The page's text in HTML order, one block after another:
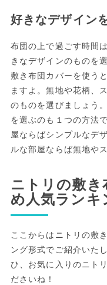
好きなデザイン
布団の上で過ごす時間
きなデザインのものを
敷き布団カバーを使う
ますよ。無地や花柄、
のものを選びましょう
を選ぶのも１つの方法
屋ならばシンプルなデ
ルな部屋ならば無地や
ニトリの敷
め人気ラン
ここからはニトリの敷
ング形式でご紹介いた
ひ、お気に入りのニト
ださいね！